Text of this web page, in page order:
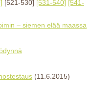
[521-530] [531-540] [541-
– siemen elää maassa
(11.6.2015)